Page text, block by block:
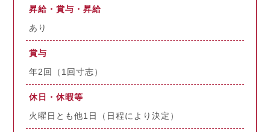
昇給・賞与・昇給
あり
賞与
年2回（1回寸志）
休日・休暇等
火曜日とも他1日（日程により決定）